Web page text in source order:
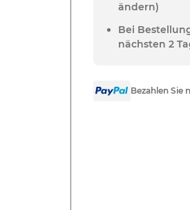
ändern)
Bei
nächsten 2
Bezahlen Sie